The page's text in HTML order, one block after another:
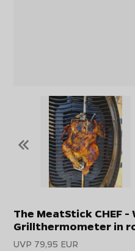
«
The MeatStick CHEF
Grillthermometer in
UVP 79,95 EUR